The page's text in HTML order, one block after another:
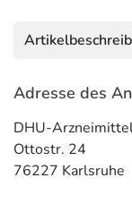
Adresse des
DHU-
Ottostr. 24
76227 Karlsruhe